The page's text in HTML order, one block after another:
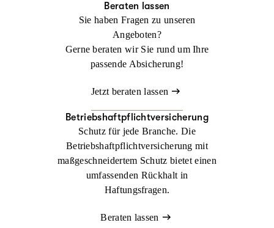
Beraten lassen
Sie haben Fragen zu unseren
Angeboten?
Gerne beraten wir Sie rund um Ihre
passende Absicherung!
Jetzt beraten lassen
Betriebshaftpflichtversicherung
Schutz für jede Branche. Die
Betriebshaftpflichtversicherung mit
maßgeschneidertem Schutz bietet einen
umfassenden Rückhalt in
Haftungsfragen.
Beraten lassen